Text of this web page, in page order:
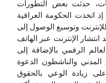
حدثت بعض التطورات
إذ اتخذت الحكومة العراقية
وتوسيع الوصول إلى
الإنترنت عبر الهاتف
الرقمي بالإضافة إلى
والناشطون الدعوة
زيادة الوعي بالحقوق